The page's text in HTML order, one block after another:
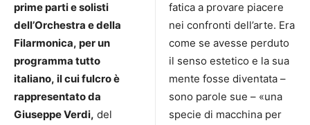
prime parti e solisti
dell’Orchestra e della
Filarmonica, per un
programma tutto
italiano, il cui fulcro è
rappresentato da
Giuseppe Verdi, del
fatica a provare piacere
nei confronti dell’arte. Era
come se avesse perduto
il senso estetico e la sua
mente fosse diventata –
sono parole sue – «una
specie di macchina per